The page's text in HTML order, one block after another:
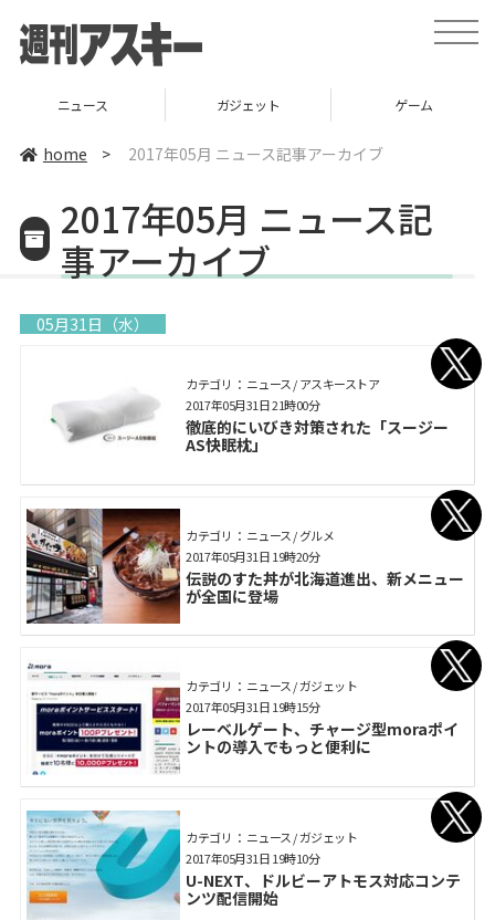
toggle
ガジェット ゲーム グルメ
home > 2017年05月 ニュース記事アーカイブ
2017年05月 ニュース記
事アーカイブ
05月31日（水）
カテゴリ： ニュース / アスキーストア
徹底的にいびき対策された「スージー
AS快眠枕」
2017年05月31日 21時00分
カテゴリ： ニュース / グルメ
伝説のすた丼が北海道進出、新メニュー
が全国に登場
2017年05月31日 19時20分
カテゴリ： ニュース / ガジェット
レーベルゲート、チャージ型moraポイ
ントの導入でもっと便利に
2017年05月31日 19時15分
カテゴリ： ニュース / ガジェット
U-NEXT、ドルビーアトモス対応コンテ
ンツ配信開始
2017年05月31日 19時10分